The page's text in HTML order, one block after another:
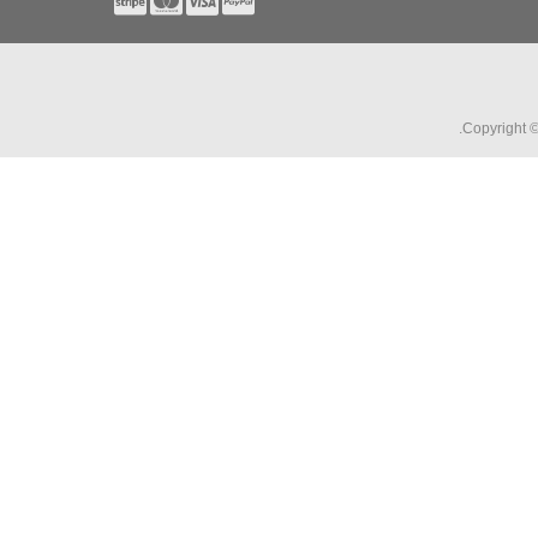
Copyright